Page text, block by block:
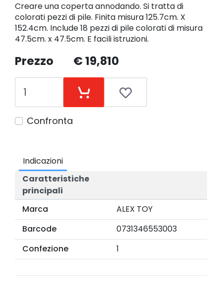
Creare una coperta annodando. Si tratta di
colorati pezzi di pile. Finita misura 125.7cm. X
152.4cm. Include 18 pezzi di pile colorati di misura
47.5cm. x 47.5cm. E facili istruzioni.
Prezzo € 19,810
Confronta
Indicazioni
Caratteristiche
principali
Marca
ALEX TOY
Barcode
0731346553003
Confezione
1